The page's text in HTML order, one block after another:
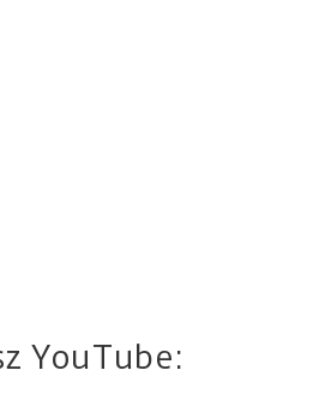
YouTube: